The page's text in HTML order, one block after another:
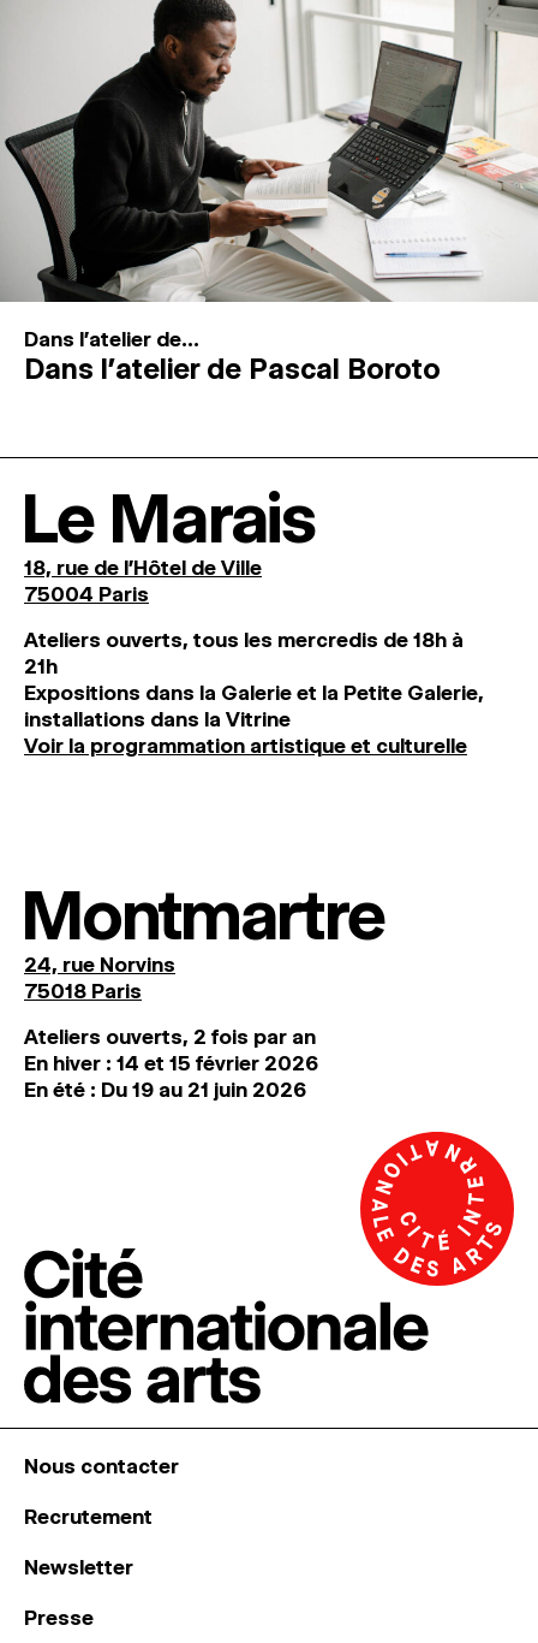
Dans l'atelier de...
Dans l’atelier de Pascal Boroto
Le Marais
18, rue de l'Hôtel de Ville
75004 Paris
Ateliers ouverts, tous les mercredis de 18h à
21h
Expositions dans la Galerie et la Petite Galerie,
installations dans la Vitrine
Voir la programmation artistique et culturelle
Montmartre
24, rue Norvins
75018 Paris
Ateliers ouverts, 2 fois par an
En hiver : 14 et 15 février 2026
En été : Du 19 au 21 juin 2026
Nous contacter
Recrutement
Newsletter
Presse